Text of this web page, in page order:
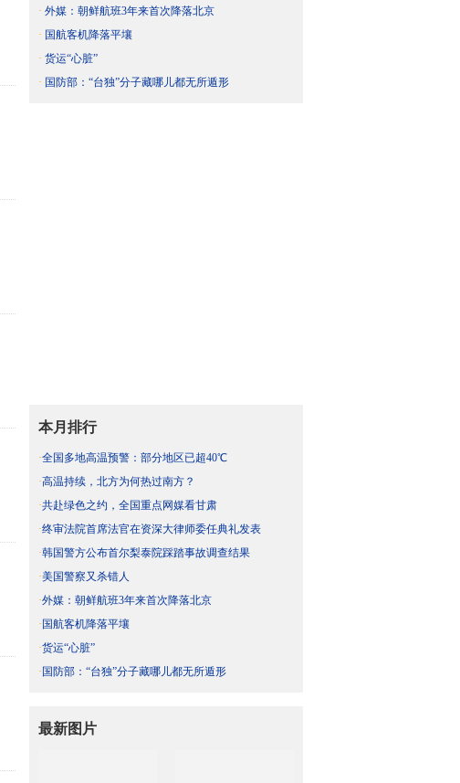
· 外媒：朝鲜航班3年来首次降落北京
· 国航客机降落平壤
· 货运“心脏”
· 国防部：“台独”分子藏哪儿都无所遁形
本月排行
·全国多地高温预警：部分地区已超40℃
·高温持续，北方为何热过南方？
·共赴绿色之约，全国重点网媒看甘肃
·终审法院首席法官在资深大律师委任典礼发表
·韩国警方公布首尔梨泰院踩踏事故调查结果
·美国警察又杀错人
·外媒：朝鲜航班3年来首次降落北京
· 国航客机降落平壤
·货运“心脏”
· 国防部：“台独”分子藏哪儿都无所遁形
最新图片